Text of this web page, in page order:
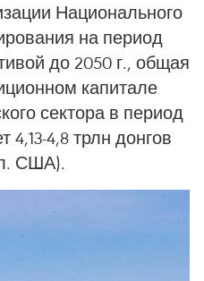
Национального
на период
до 2050 г., общая
капитале
сектора в период
4,13-4,8 трлн донгов
США).